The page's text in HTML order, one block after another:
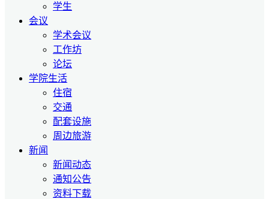
学生
会议
学术会议
工作坊
论坛
学院生活
住宿
交通
配套设施
周边旅游
新闻
新闻动态
通知公告
资料下载